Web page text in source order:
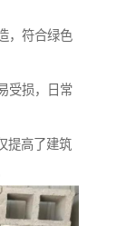
，符合绿色
受损，日常
提高了建筑